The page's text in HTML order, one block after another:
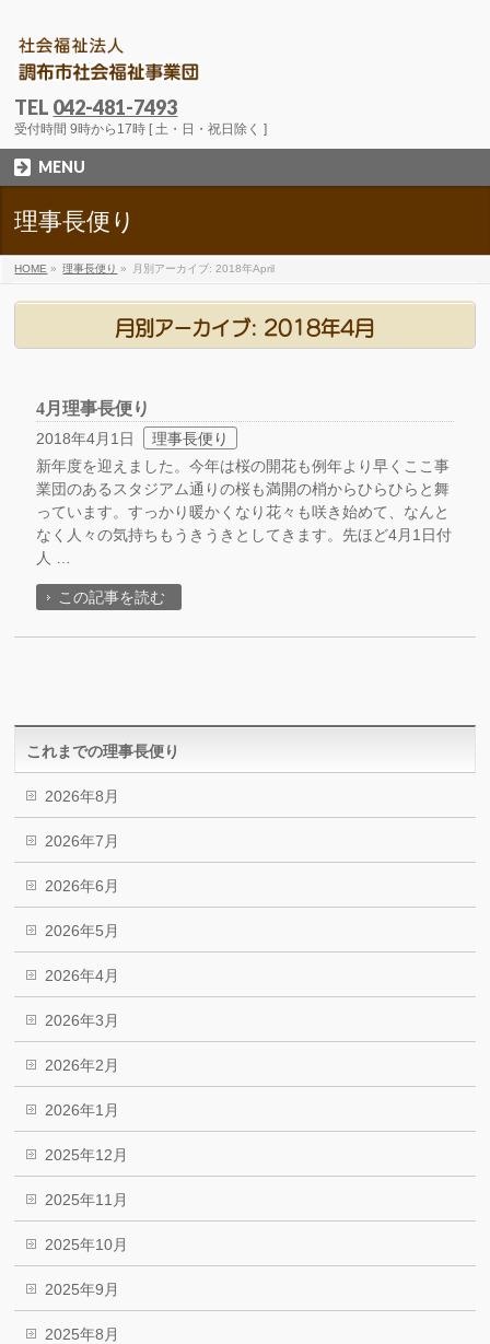
TEL 042-481-7493
受付時間 9時から17時 [ 土・日・祝日除く ]
MENU
理事長便り
HOME » 理事長便り » 月別アーカイブ: 2018年April
月別アーカイブ: 2018年4月
4月理事長便り
2018年4月1日
理事長便り
新年度を迎えました。今年は桜の開花も例年より早くここ事
業団のあるスタジアム通りの桜も満開の梢からひらひらと舞
っています。すっかり暖かくなり花々も咲き始めて、なんと
なく人々の気持ちもうきうきとしてきます。先ほど4月1日付
人 …
この記事を読む
これまでの理事長便り
2026年8月
2026年7月
2026年6月
2026年5月
2026年4月
2026年3月
2026年2月
2026年1月
2025年12月
2025年11月
2025年10月
2025年9月
2025年8月